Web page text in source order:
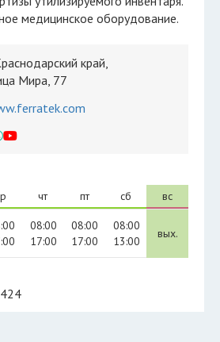
медицинское оборудование.
край,
Мира, 77
чт
08:00
17:00
пт
08:00
17:00
сб
08:00
13:00
вс
вых.